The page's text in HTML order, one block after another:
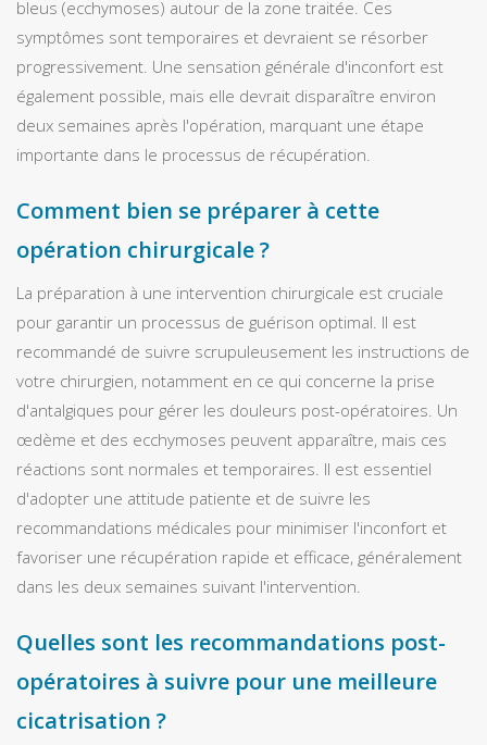
bleus (ecchymoses) autour de la zone traitée. Ces
symptômes sont temporaires et devraient se résorber
progressivement. Une sensation générale d'inconfort est
également possible, mais elle devrait disparaître environ
deux semaines après l'opération, marquant une étape
importante dans le processus de récupération.
Comment bien se préparer à cette
opération chirurgicale ?
La préparation à une intervention chirurgicale est cruciale
pour garantir un processus de guérison optimal. Il est
recommandé de suivre scrupuleusement les instructions de
votre chirurgien, notamment en ce qui concerne la prise
d'antalgiques pour gérer les douleurs post-opératoires. Un
œdème et des ecchymoses peuvent apparaître, mais ces
réactions sont normales et temporaires. Il est essentiel
d'adopter une attitude patiente et de suivre les
recommandations médicales pour minimiser l'inconfort et
favoriser une récupération rapide et efficace, généralement
dans les deux semaines suivant l'intervention.
Quelles sont les recommandations post-
opératoires à suivre pour une meilleure
cicatrisation ?